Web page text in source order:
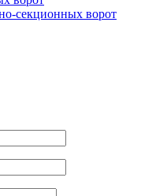
секционных ворот